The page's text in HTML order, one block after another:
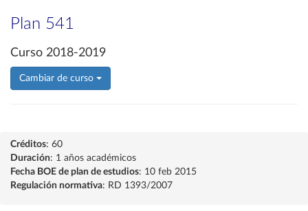
Plan 541
Curso 2018-2019
Cambiar de curso
Créditos: 60
Duración: 1 años académicos
Fecha BOE de plan de estudios: 10 feb 2015
Regulación normativa: RD 1393/2007